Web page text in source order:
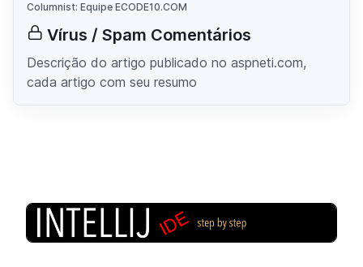
Columnist: Equipe ECODE10.COM
Vírus / Spam Comentários
Descrição do artigo publicado no aspneti.com,
cada artigo com seu resumo